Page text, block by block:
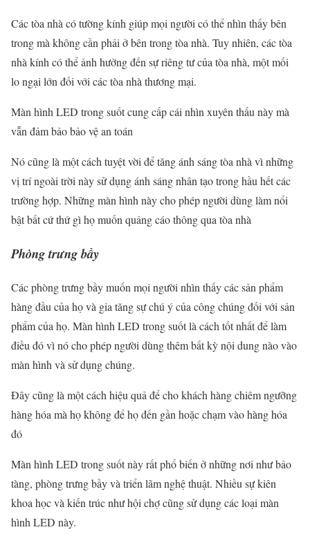
Các tòa nhà có tường kính giúp mọi người có thể nhìn thấy bên
trong mà không cần phải ở bên trong tòa nhà. Tuy nhiên, các tòa
nhà kính có thể ảnh hưởng đến sự riêng tư của tòa nhà, một mối
lo ngại lớn đối với các tòa nhà thương mại.
Màn hình LED trong suốt cung cấp cái nhìn xuyên thấu này mà
vẫn đảm bảo bảo vệ an toán
Nó cũng là một cách tuyệt vời để tăng ánh sáng tòa nhà vì những
vị trí ngoài trời này sử dụng ánh sáng nhân tạo trong hầu hết các
trường hợp. Những màn hình này cho phép người dùng làm nổi
bật bất cứ thứ gì họ muốn quảng cáo thông qua tòa nhà
Phòng trưng bầy
Các phòng trưng bầy muốn mọi người nhìn thấy các sản phẩm
hàng đầu của họ và gia tăng sự chú ý của công chúng đối với sản
phẩm của họ. Màn hình LED trong suốt là cách tốt nhất để làm
điều đó vì nó cho phép người dùng thêm bất kỳ nội dung nào vào
màn hình và sử dụng chúng.
Đây cũng là một cách hiệu quả để cho khách hàng chiêm ngưỡng
hàng hóa mà họ không để họ đến gần hoặc chạm vào hàng hóa
đó
Màn hình LED trong suốt này rất phổ biến ở những nơi như bảo
tàng, phòng trưng bầy và triển lãm nghệ thuật. Nhiều sự kiên
khoa học và kiến trúc như hội chợ cũng sử dụng các loại màn
hình LED này.